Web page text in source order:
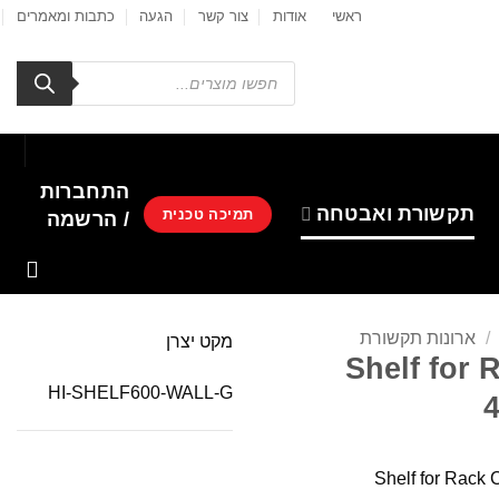
ראשי אודות צור קשר הגעה כתבות ומאמרים
Products
search
תקשורת ואבטחה תמיכה טכנית
התחברות
/ הרשמה
/ ארונות תקשורת
Shelf for
Shelf for Rack
מקט יצרן
HI-SHELF600-WALL-G